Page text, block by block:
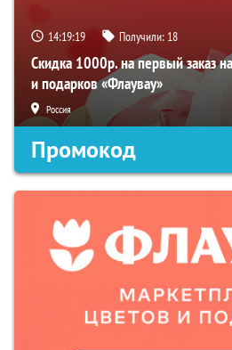
14:19:17 Получили: 18
Скидка 1000р. на первый заказ
и подарков «Флаувау»
Россия
Промокод